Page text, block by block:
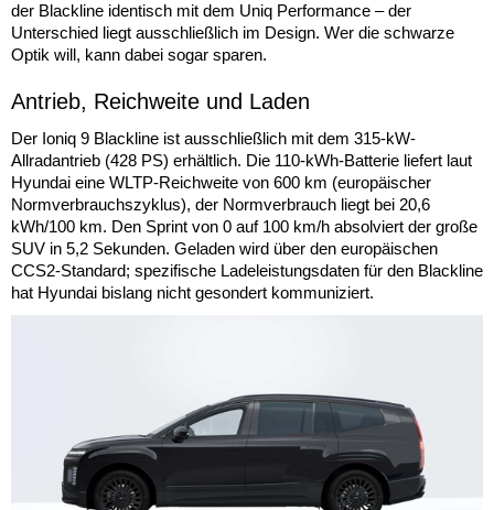
der Blackline identisch mit dem Uniq Performance – der
Unterschied liegt ausschließlich im Design. Wer die schwarze
Optik will, kann dabei sogar sparen.
Antrieb, Reichweite und Laden
Der Ioniq 9 Blackline ist ausschließlich mit dem 315-kW-
Allradantrieb (428 PS) erhältlich. Die 110-kWh-Batterie liefert laut
Hyundai eine WLTP-Reichweite von 600 km (europäischer
Normverbrauchszyklus), der Normverbrauch liegt bei 20,6
kWh/100 km. Den Sprint von 0 auf 100 km/h absolviert der große
SUV in 5,2 Sekunden. Geladen wird über den europäischen
CCS2-Standard; spezifische Ladeleistungsdaten für den Blackline
hat Hyundai bislang nicht gesondert kommuniziert.